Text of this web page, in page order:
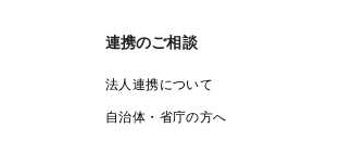
連携のご相談
法人連携について
自治体・省庁の方へ